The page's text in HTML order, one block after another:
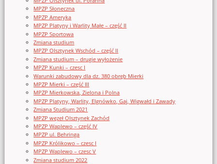
MPZP Słoneczna
MPZP Ameryka
MPZP Platyny i Warlity Małe – część II
MPZP Sportowa
Zmiana studium
MPZP Olsztynek Wschód – część II
Zmiana studium – drugie wyłożenie
MPZP Kunki – czesc I
Warunki zabudowy dla dz. 380 obręb Mierki
MPZP Mierki – część III
MPZP Mierkowska, Zielona i Polna
MPZP Platyny, Warlity, Elgnówko, Gaj, Wigwałd i Zawady
Zmiana Studium 2021
MPZP węzeł Olsztynek Zachód
MPZP Waplewo – część IV
MPZP ul. Behringa
MPZP Królikowo – czesc I
MPZP Waplewo – czesc V
Zmiana studium 2022